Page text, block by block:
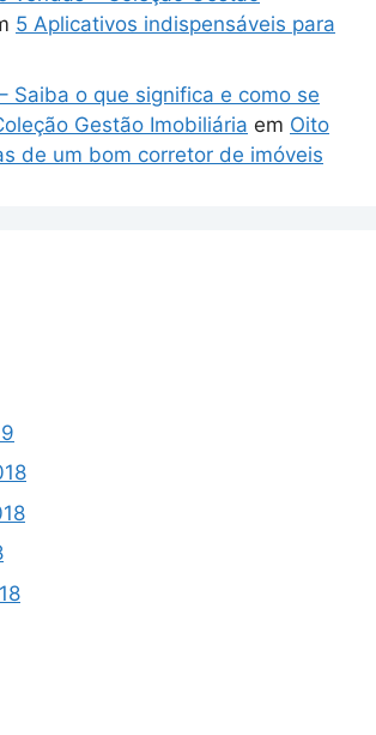
5 Aplicativos indispensáveis para
Saiba o que significa e como se
Gestão Imobiliária em Oito
de um bom corretor de imóveis